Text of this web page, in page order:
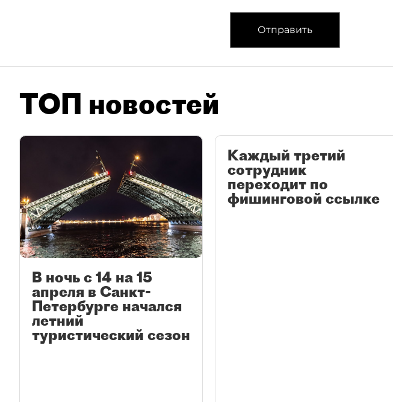
Отправить
ТОП новостей
В ночь с 14 на 15
апреля в Санкт-
Петербурге начался
летний
туристический сезон
Каждый третий
сотрудник
переходит по
фишинговой ссылке